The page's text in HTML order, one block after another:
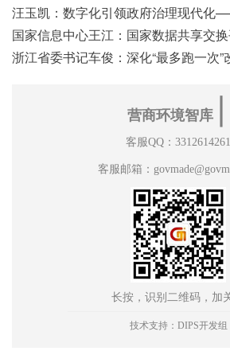
汪玉凯：数字化引领政府治理现代化
国家信息中心王江：国家数据共享交
营商环境智库
客服QQ：3312614261
客服邮箱：
长按，识别二维码，加
技术支持：DIPS开发组